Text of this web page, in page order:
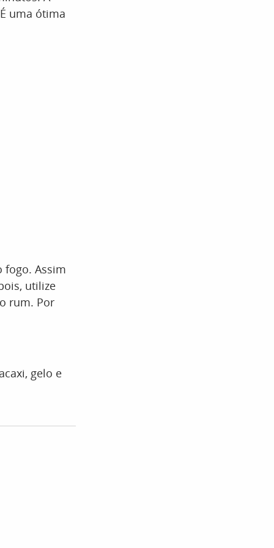
uma ótima
fogo. Assim
utilize
rum. Por
gelo e